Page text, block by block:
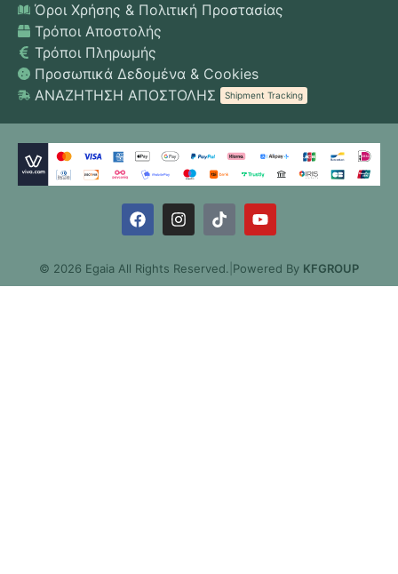
Όροι Χρήσης & Πολιτική Προστασίας
Τρόποι Αποστολής
Τρόποι Πληρωμής
Προσωπικά Δεδομένα & Cookies
ΑΝΑΖΗΤΗΣΗ ΑΠΟΣΤΟΛΗΣ
Shipment Tracking
© 2026 Egaia All Rights Reserved. Powered By KFGROUP